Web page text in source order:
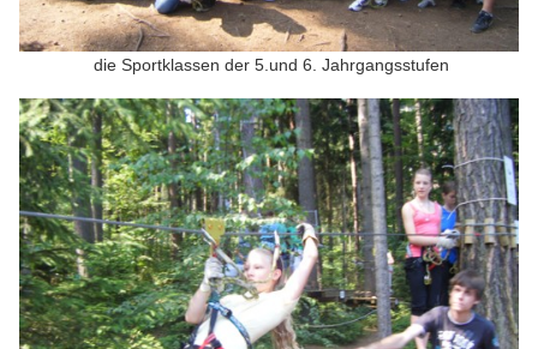
die Sportklassen der 5.und 6. Jahrgangsstufen